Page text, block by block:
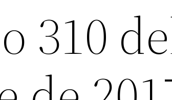
310